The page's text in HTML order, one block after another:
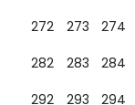
272
273 274
282
283 284
292
293 294